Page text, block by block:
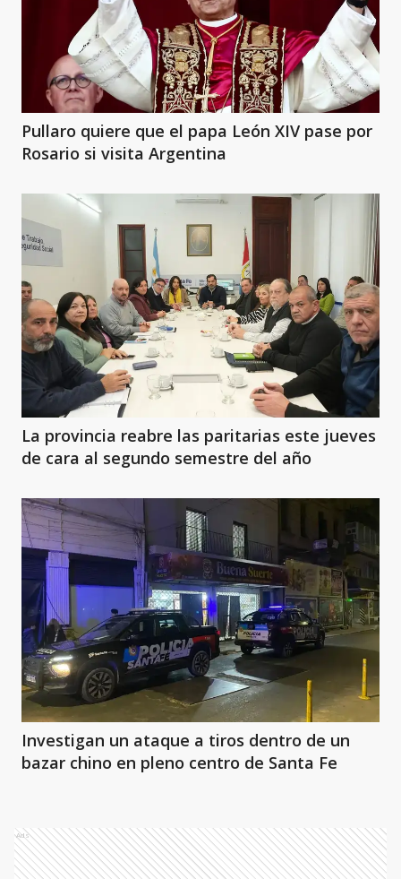
Pullaro quiere que el papa León XIV pase por
Rosario si visita Argentina
La provincia reabre las paritarias este jueves
de cara al segundo semestre del año
Investigan un ataque a tiros dentro de un
bazar chino en pleno centro de Santa Fe
Ads